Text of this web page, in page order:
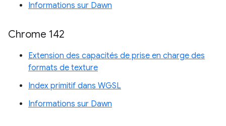
Informations sur Dawn
Chrome 142
Extension des capacités de prise en charge des
formats de texture
Index primitif dans WGSL
Informations sur Dawn